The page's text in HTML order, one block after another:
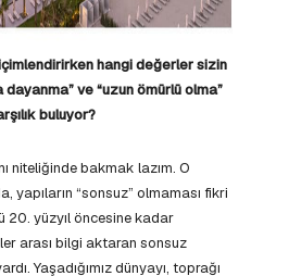
hangi değerler sizin
ve “uzun ömürlü olma”
buluyor?
niteliğinde bakmak lazım. O
yapıların “sonsuz” olmaması fikri
20. yüzyıl öncesine kadar
arası bilgi aktaran sonsuz
Yaşadığımız dünyayı, toprağı